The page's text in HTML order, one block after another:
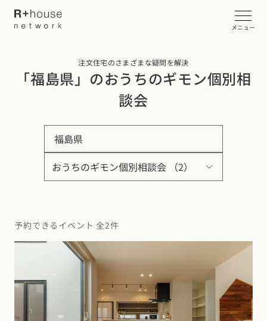
メニュー
イベント・見学会を探す
近くの工務店に相談する
性能
デザイン
全国の工務店を探す
北海道・東北エリア
青森県岩手県宮城県秋田県
関東エリア
東京都神奈川県 埼玉県千葉県茨城県 栃木県群馬県
施工事例一覧
【特集】平屋の注文住宅
動画で学ぶ注文住宅
注文住宅のさまざまな疑問を解決
「福島県」のおうちのギモン個別相
談会
福島県
予約できるイベント 全2件